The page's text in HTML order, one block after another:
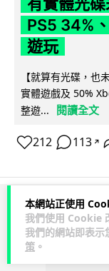
本網站正使用
我們使用 Cookie
我們的網站即表示
策 。
PS5 34%
遊玩
【就算有光碟，也
實體遊戲及 50%
整遊...
閱讀全文
212 113 ↗